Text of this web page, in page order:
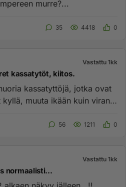
murre?...
35 4418 0
Vastattu 1kk
kassatytöt, kiitos.
kassatyttöjä, jotka ovat
muuta ikään kuin viran
56 1211 0
Vastattu 1kk
normaalisti...